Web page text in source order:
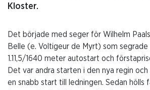
Kloster.
Det började med seger för Wilhelm
Belle (e. Voltigeur de Myrt) som
1.11,5/1640 meter autostart och
Det var andra starten i den nya regin
en snabb start till ledningen. Sedan hölls